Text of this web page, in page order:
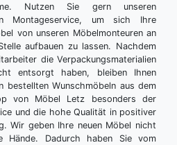
Nutzen Sie gern unseren
Montageservice, um sich Ihre
von unseren Möbelmonteuren an
aufbauen zu lassen. Nachdem
die Verpackungsmaterialien
entsorgt haben, bleiben Ihnen
bestellten Wunschmöbeln aus dem
von Möbel Letz besonders der
und die hohe Qualität in positiver
Wir geben Ihre neuen Möbel nicht
Hände. Dadurch haben Sie vom